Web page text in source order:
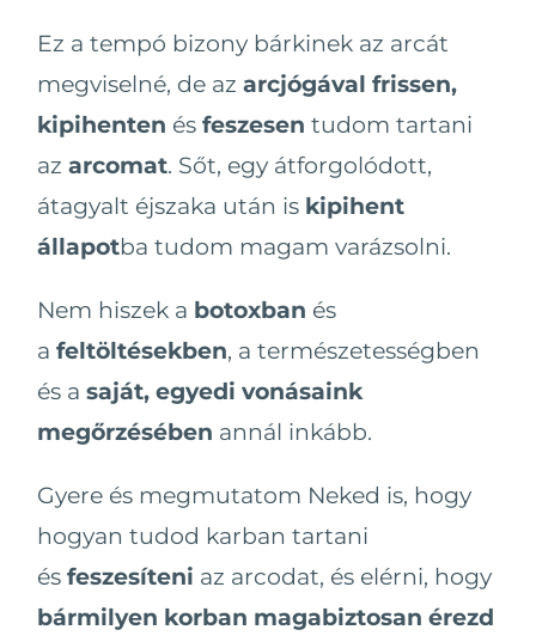
Ez a tempó bizony bárkinek az arcát
megviselné, de azarcjógával frissen,
kipihenten ésfeszesen tudom tartani
azarcomat. Sőt, egy átforgolódott,
átagyalt éjszaka után is kipihent
állapotba tudom magam varázsolni.
Nem hiszek a botoxban és
afeltöltésekben, a természetességben
és asaját, egyedi vonásaink
megőrzésében annál inkább.
Gyere és megmutatom Neked is, hogy
hogyan tudod karban tartani
ésfeszesíteni az arcodat, és elérni, hogy
bármilyen korban magabiztosan érezd